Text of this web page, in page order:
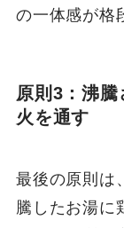
の一体感が格
原則3：沸騰
火を通す
最後の原則は
騰したお湯に